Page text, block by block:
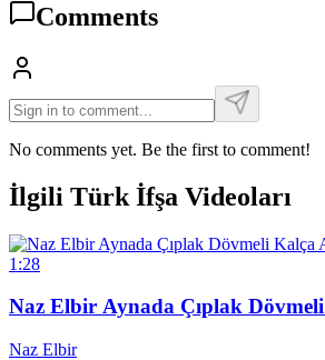
Comments
No comments yet. Be the first to comment!
İlgili Türk İfşa Videoları
1:28
Naz Elbir Aynada Çıplak
Naz Elbir